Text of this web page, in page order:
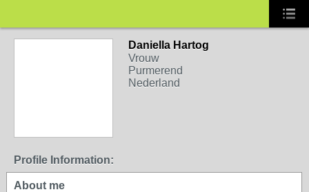
Daniella Hartog
Vrouw
Purmerend
Nederland
Profile Information:
About me